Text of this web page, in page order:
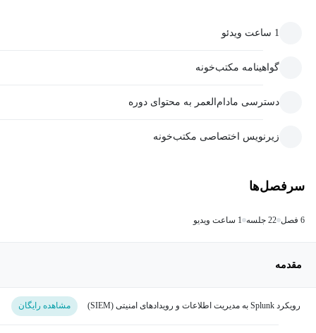
1 ساعت ویدئو
گواهینامه مکتب‌خونه
دسترسی مادام‌العمر به محتوای دوره
زیرنویس اختصاصی مکتب‌خونه
سرفصل‌ها
6 فصل 22 جلسه 1 ساعت ویدیو
مقدمه
رویکرد Splunk به مدیریت اطلاعات و رویدادهای امنیتی (SIEM) مشاهده رایگان